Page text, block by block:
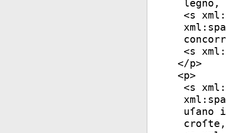
legno,
<s
<s
</p>
<p>
<s
uſano